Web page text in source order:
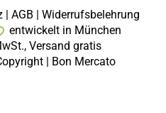
| AGB | Widerrufsbelehrung
entwickelt in München
Versand gratis
| Bon Mercato